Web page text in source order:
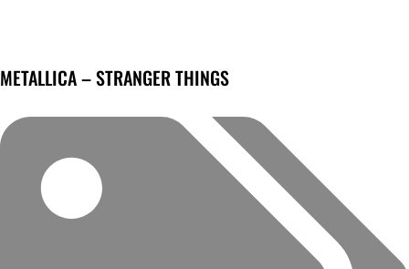
METALLICA – STRANGER THINGS